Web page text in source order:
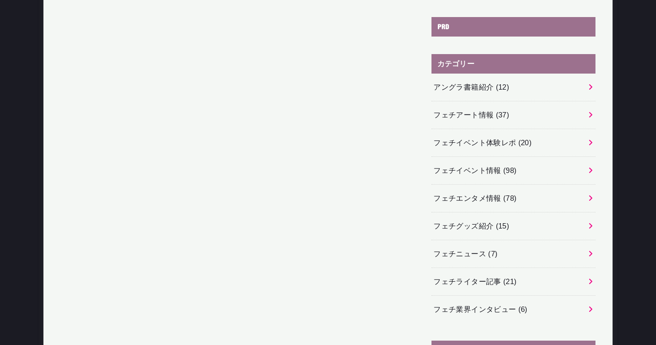
PRD
カテゴリー
アングラ書籍紹介 (12)
フェチアート情報 (37)
フェチイベント体験レポ (20)
フェチイベント情報 (98)
フェチエンタメ情報 (78)
フェチグッズ紹介 (15)
フェチニュース (7)
フェチライター記事 (21)
フェチ業界インタビュー (6)